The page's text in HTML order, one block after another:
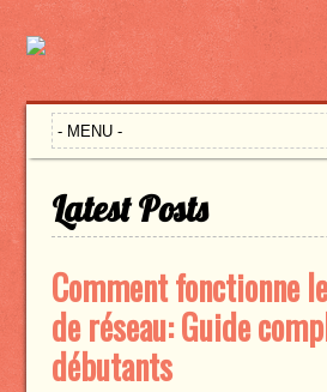
Latest Posts
Comment fonctionne
de réseau: Guide
débutants